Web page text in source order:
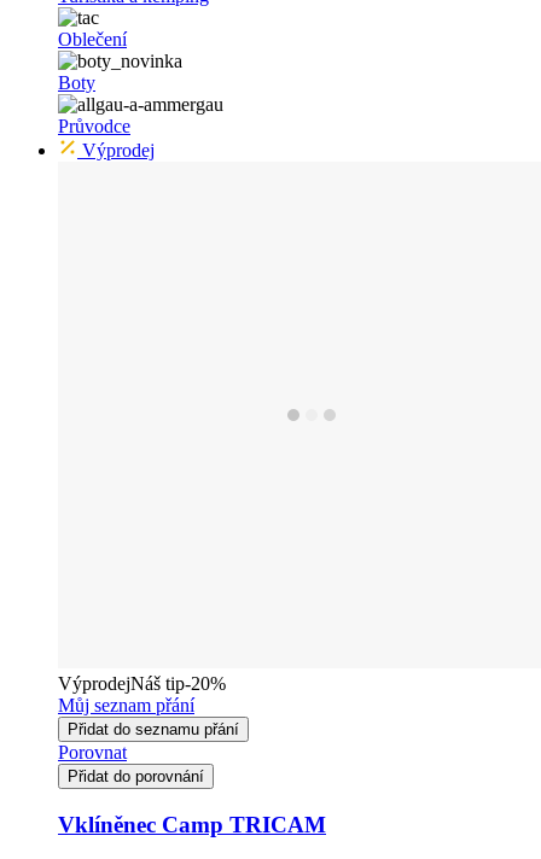
Oblečení
Boty
Průvodce
Výprodej
VýprodejNáš tip-20%
Můj seznam přání
Přidat do seznamu přání
Porovnat
Přidat do porovnání
Vklíněnec Camp TRICAM